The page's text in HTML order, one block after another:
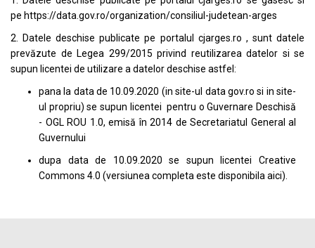
pe https://data.gov.ro/organization/consiliul-judetean-arges
2. Datele deschise publicate pe portalul cjarges.ro , sunt datele
prevăzute de Legea 299/2015 privind reutilizarea datelor si se
supun licentei de utilizare a datelor deschise astfel:
pana la data de 10.09.2020 (in site-ul data gov.ro si in site-
ul propriu) se supun licentei pentru o Guvernare Deschisă
- OGL ROU 1.0, emisă în 2014 de Secretariatul General al
Guvernului
dupa data de 10.09.2020 se supun licentei Creative
Commons 4.0 (versiunea completa este disponibila aici).